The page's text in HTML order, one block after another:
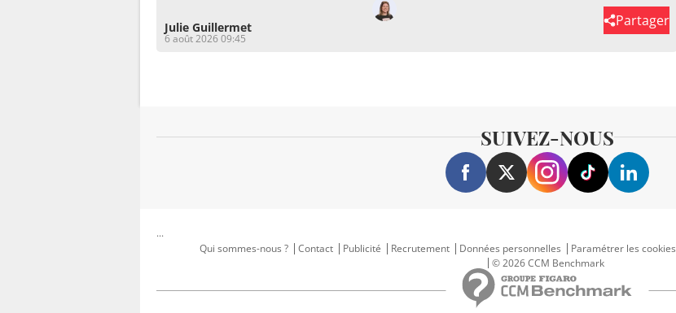
Julie Guillermet
6 août 2026 09:45
Partager
SUIVEZ-NOUS
...
Qui sommes-nous ?
Contact Publicité Recrutement Données personnelles Paramétrer les cookies
© 2026 CCM Benchmark